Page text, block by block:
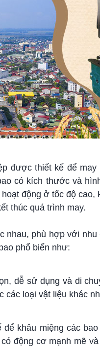
được thiết kế để
có kích thước và
động ở tốc độ
thúc quá trình may.
nhau, phù hợp với
phổ biến như:
dễ sử dụng và di
các loại vật liệu khác
khâu miệng các
động cơ mạnh mẽ